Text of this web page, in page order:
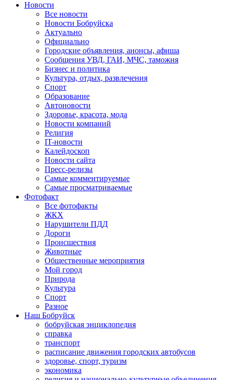
Новости
Все новости
Новости Бобруйска
Актуально
Официально
Городские объявления, анонсы, афиша
Сообщения УВД, ГАИ, МЧС, таможня
Бизнес и политика
Культура, отдых, развлечения
Спорт
Образование
Автоновости
Здоровье, красота, мода
Новости компаний
Религия
IT-новости
Калейдоскоп
Новости сайта
Пресс-релизы
Самые комментируемые
Самые просматриваемые
Фотофакт
Все фотофакты
ЖКХ
Нарушители ПДД
Дороги
Происшествия
Животные
Общественные мероприятия
Мой город
Природа
Культура
Спорт
Разное
Наш Бобруйск
бобруйская энциклопедия
справка
транспорт
расписание движения городских автобусов
здоровье, спорт, туризм
экономика